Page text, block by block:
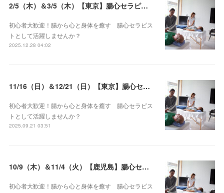
2/5（木）＆3/5（木）【東京】腸心セラピスト養成コース《２日間コース》開講決定
初心者大歓迎！腸から心と身体を癒す 腸心セラピス
トとして活躍しませんか？
2025.12.28 04:02
11/16（日）＆12/21（日）【東京】腸心セラピスト養成コース《２日間コース》開講決定
初心者大歓迎！腸から心と身体を癒す 腸心セラピス
トとして活躍しませんか？
2025.09.21 03:51
10/9（木）＆11/4（火）【鹿児島】腸心セラピスト養成コース《２日間コース》開講決定
初心者大歓迎！腸から心と身体を癒す 腸心セラピス